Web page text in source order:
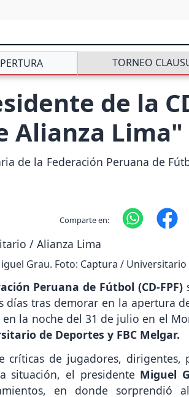
TORNEO
de la
Alianza Lima"
de la Federación Peruana de
Comparte en:
Grau. Foto: Captura / Universitario
Peruana de Fútbol (CD-FPF)
tras demorar en la apertura
la noche del 31 de julio en el
de Deportes y FBC Melgar.
de jugadores, dirigentes,
situación, el presidente Miguel
en donde sorprendió